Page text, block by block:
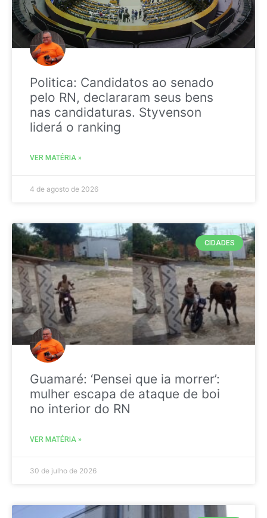
Politica: Candidatos ao senado
pelo RN, declararam seus bens
nas candidaturas. Styvenson
liderá o ranking
VER MATÉRIA »
4 de agosto de 2026
CIDADES
Guamaré: ‘Pensei que ia morrer’:
mulher escapa de ataque de boi
no interior do RN
VER MATÉRIA »
30 de julho de 2026